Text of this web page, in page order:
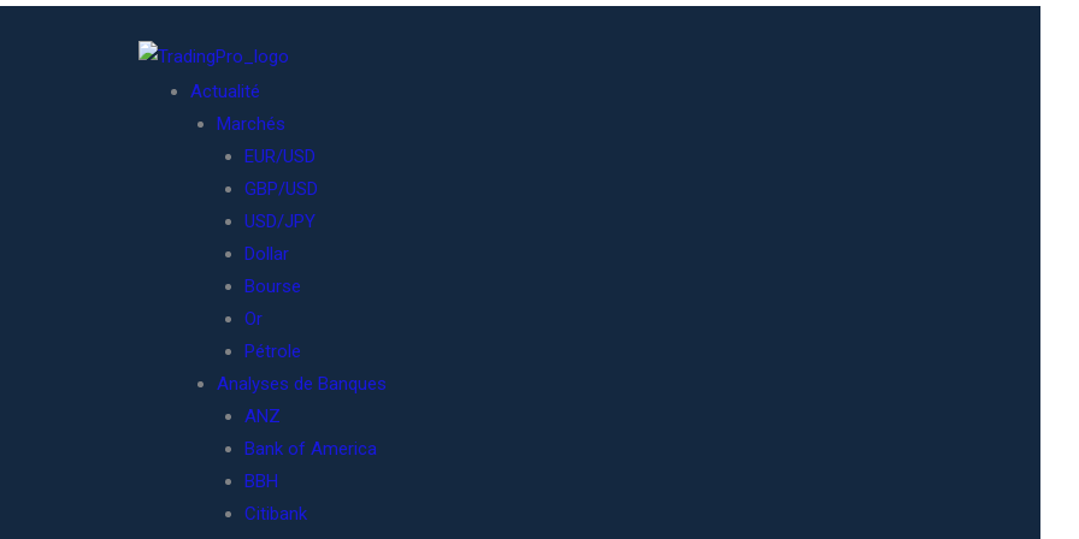
Actualité
Marchés
EUR/USD
GBP/USD
USD/JPY
Dollar
Bourse
Or
Pétrole
Analyses de Banques
ANZ
Bank of America
BBH
Citibank